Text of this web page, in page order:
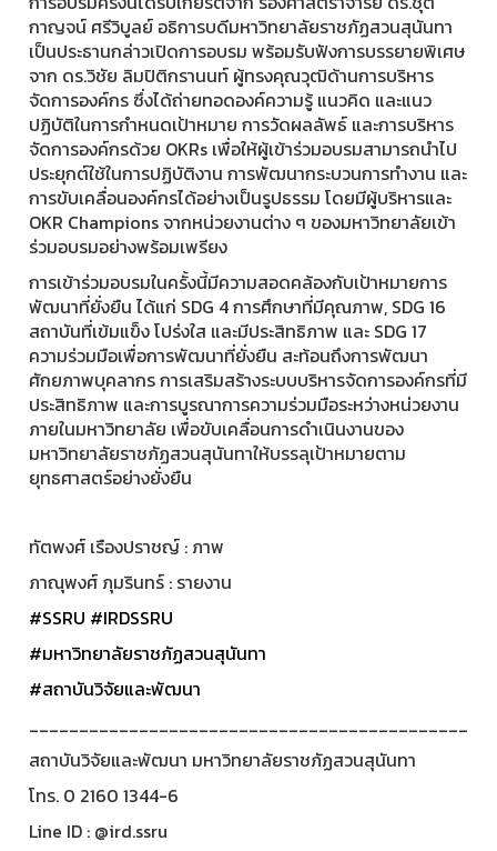
กาญจน์ ศรีวิบูลย์ อธิการบดีมหาวิทยาลัยราชภัฏสวนสุนันทา
เป็นประธานกล่าวเปิดการอบรม พร้อมรับฟังการบรรยายพิเศษ
จาก ดร.วิชัย ลิมปิติกรานนท์ ผู้ทรงคุณวุฒิด้านการบริหาร
จัดการองค์กร ซึ่งได้ถ่ายทอดองค์ความรู้ แนวคิด และแนว
ปฏิบัติในการกำหนดเป้าหมาย การวัดผลลัพธ์ และการบริหาร
จัดการองค์กรด้วย OKRs เพื่อให้ผู้เข้าร่วมอบรมสามารถนำไป
ประยุกต์ใช้ในการปฏิบัติงาน การพัฒนากระบวนการทำงาน และ
การขับเคลื่อนองค์กรได้อย่างเป็นรูปธรรม โดยมีผู้บริหารและ
OKR Champions จากหน่วยงานต่าง ๆ ของมหาวิทยาลัยเข้า
ร่วมอบรมอย่างพร้อมเพรียง
การเข้าร่วมอบรมในครั้งนี้มีความสอดคล้องกับเป้าหมายการ
พัฒนาที่ยั่งยืน ได้แก่ SDG 4 การศึกษาที่มีคุณภาพ, SDG 16
สถาบันที่เข้มแข็ง โปร่งใส และมีประสิทธิภาพ และ SDG 17
ความร่วมมือเพื่อการพัฒนาที่ยั่งยืน สะท้อนถึงการพัฒนา
ศักยภาพบุคลากร การเสริมสร้างระบบบริหารจัดการองค์กรที่มี
ประสิทธิภาพ และการบูรณาการความร่วมมือระหว่างหน่วยงาน
ภายในมหาวิทยาลัย เพื่อขับเคลื่อนการดำเนินงานของ
มหาวิทยาลัยราชภัฏสวนสุนันทาให้บรรลุเป้าหมายตาม
ยุทธศาสตร์อย่างยั่งยืน
ทัตพงศ์ เรืองปราชญ์ : ภาพ
ภาณุพงศ์ ภุมรินทร์ : รายงาน
#SSRU #IRDSSRU
#มหาวิทยาลัยราชภัฏสวนสุนันทา
#สถาบันวิจัยและพัฒนา
____________________________________________
สถาบันวิจัยและพัฒนา มหาวิทยาลัยราชภัฏสวนสุนันทา
โทร. 0 2160 1344-6
Line ID : @ird.ssru